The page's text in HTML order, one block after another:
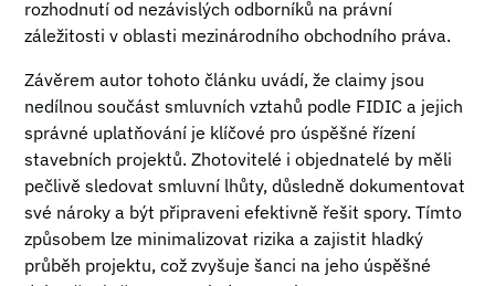
rozhodnutí od nezávislých odborníků na právní
záležitosti v oblasti mezinárodního obchodního práva.
Závěrem autor tohoto článku uvádí, že claimy jsou
nedílnou součást smluvních vztahů podle FIDIC a jejich
správné uplatňování je klíčové pro úspěšné řízení
stavebních projektů. Zhotovitelé i objednatelé by měli
pečlivě sledovat smluvní lhůty, důsledně dokumentovat
své nároky a být připraveni efektivně řešit spory. Tímto
způsobem lze minimalizovat rizika a zajistit hladký
průběh projektu, což zvyšuje šanci na jeho úspěšné